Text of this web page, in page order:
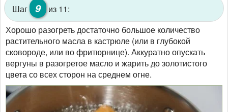
Шаг 9
из 11:
Хорошо разогреть достаточно большое количество
растительного масла в кастрюле (или в глубокой
сковороде, или во фритюрнице). Аккуратно опускать
вергуны в разогретое масло и жарить до золотистого
цвета со всех сторон на среднем огне.